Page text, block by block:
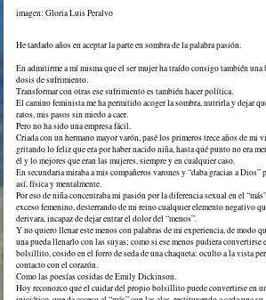
imagen: Gloria Luis Peralvo
He tardado años en aceptar la parte en sombra de la palabra pasión.
En admitirme a mí misma que el ser mujer ha traído consigo también una
dosis de sufrimiento.
Transformar con otras ese sufrimiento es también hacer política.
El camino feminista me ha permitido acoger la sombra, nutrirla y dejar
ratos, mis pasos sin miedo a caer.
Pero no ha sido una empresa fácil.
Criada con un hermano mayor varón, pasé los primeros trece años de mi
gritando lo feliz que era por haber nacido niña, hasta qué punto no era
él y lo mejores que eran las mujeres, siempre y en cualquier caso.
En secundaria miraba a mis compañeros varones y “daba gracias a Dios”
así, física y mentalmente.
Por eso de niña concentraba mi pasión por la diferencia sexual en el
exceso femenino, desterrando de mi reino cualquier elemento negativo
derivara, incapaz de dejar entrar el dolor del “menos”.
Y no quiero llenar este menos con palabras de mi experiencia, de modo
una pueda llenarlo con las suyas; como si ese menos pudiera convertirse
bolsillito, cosido en el forro de seda de una chaqueta: oculto a la vista
contacto con el corazón.
Como las poesías cosidas de Emily Dickinson.
Hoy reconozco que el cuidar del propio bolsillito puede convertirse en